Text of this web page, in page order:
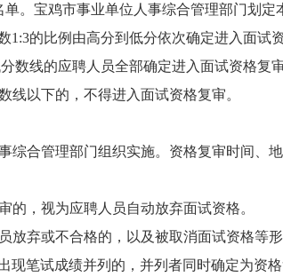
单。宝鸡市事业单位人事综合管理部门划
1:3的比例由高分到低分依次确定进入面
数线的应聘人员全部确定进入面试资格复审
线以下的，不得进入面试资格复审。
综合管理部门组织实施。资格复审时间、
的，视为应聘人员自动放弃面试资格。
放弃或不合格的，以及被取消面试资格等
笔试成绩并列的，并列者同时确定为资